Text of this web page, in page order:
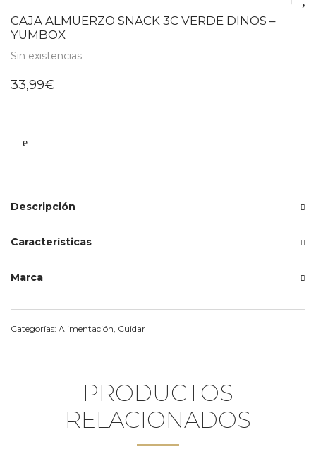
CAJA ALMUERZO SNACK 3C VERDE DINOS –
YUMBOX
Sin existencias
33,99€
Descripción
Características
Marca
Categorías: Alimentación Cuidar
PRODUCTOS
RELACIONADOS